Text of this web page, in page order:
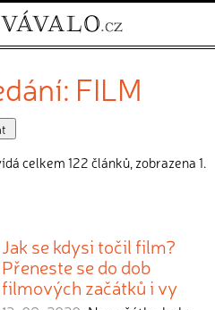
FILM
celkem 122 článků, zobrazena 1.
Jak se kdysi točil film?
Přeneste se do dob
filmových začátků i vy